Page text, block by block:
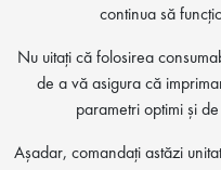
continua să
Nu uitați că folosirea
de a vă asigura că
parametri optimi și
Așadar, comandați astăzi